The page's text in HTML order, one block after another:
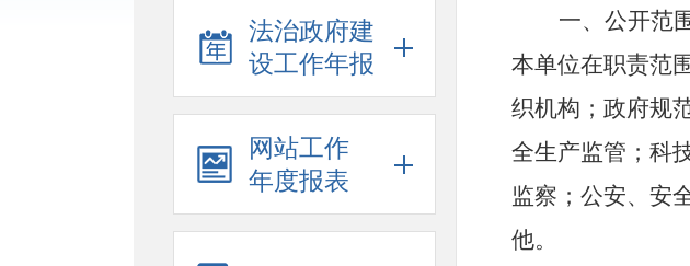
法治政府建
设工作年报
网站工作
年度报表
一、公开范
本单位在职责范
织机构；政府规
全生产监管；科
监察；公安、安
他。